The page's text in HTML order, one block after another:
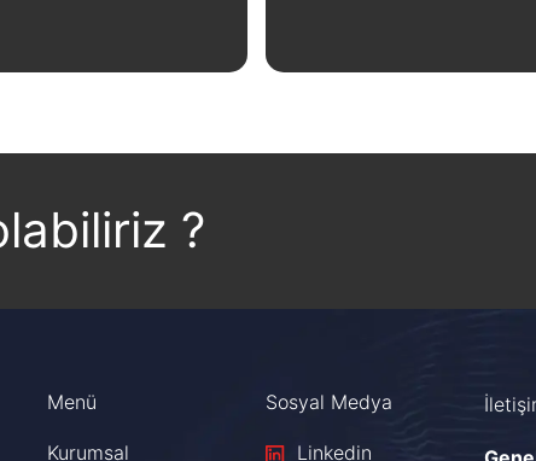
?
Menü
Kurumsal
Sosyal Medya
Linkedin